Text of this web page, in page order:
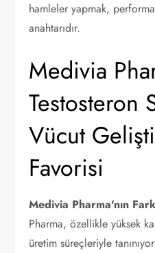
hamleler yapmak,
anahtarıdır.
Medivia
Testosteron
Vücut
Favorisi
Medivia Pharma'nın
Pharma, özellikle yüksek
üretim süreçleriyle